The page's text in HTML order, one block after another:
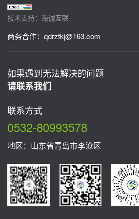
技术支持：海诚互联
商务合作： qdrztkj@163.com
如果遇到无法解决的问题
请联系我们
联系方式
0532-80993578
地区：山东省青岛市李沧区